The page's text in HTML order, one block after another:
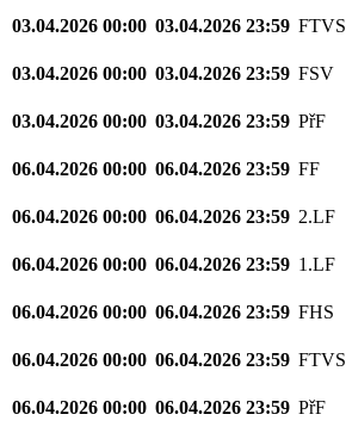
03.04.2026 00:00 03.04.2026 23:59 FTVS
03.04.2026 00:00 03.04.2026 23:59 FSV
03.04.2026 00:00 03.04.2026 23:59 PřF
06.04.2026 00:00 06.04.2026 23:59 FF
06.04.2026 00:00 06.04.2026 23:59 2.LF
06.04.2026 00:00 06.04.2026 23:59 1.LF
06.04.2026 00:00 06.04.2026 23:59 FHS
06.04.2026 00:00 06.04.2026 23:59 FTVS
06.04.2026 00:00 06.04.2026 23:59 PřF